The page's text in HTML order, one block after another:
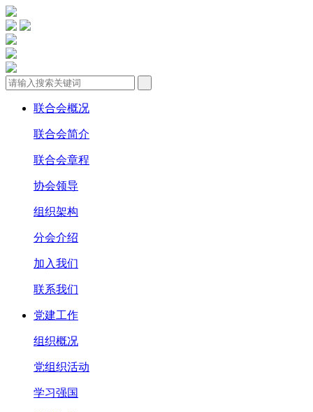
联合会概况
联合会简介
联合会章程
协会领导
组织架构
分会介绍
加入我们
联系我们
党建工作
组织概况
党组织活动
学习强国